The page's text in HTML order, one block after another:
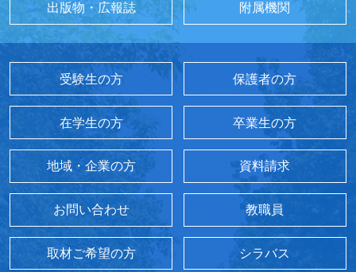
出版物・広報誌 附属機関
受験生の方 保護者の方
在学生の方 卒業生の方
地域・企業の方 資料請求
お問い合わせ 教職員
取材ご希望の方 シラバス